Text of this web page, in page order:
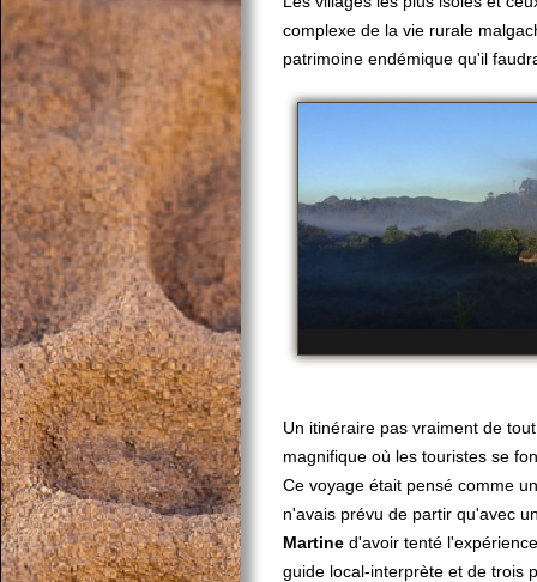
complexe de la vie rurale
patrimoine endémique qu'il
Un itinéraire pas vraiment de
magnifique où les touristes se
Ce voyage était pensé comme
n'avais prévu de partir qu'avec
Martine d'avoir tenté
guide local-interprète et de trois